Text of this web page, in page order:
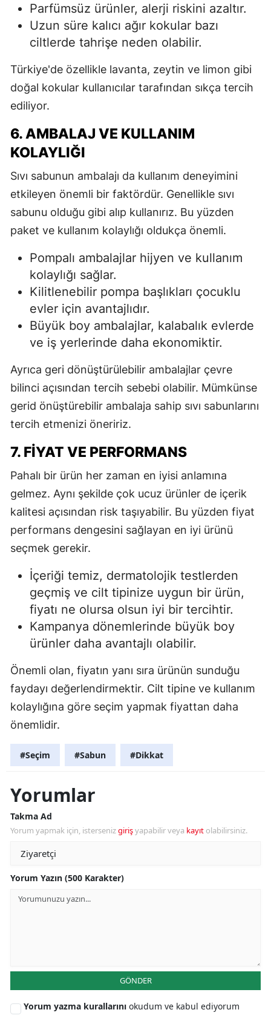
Parfümsüz ürünler, alerji riskini azaltır.
Uzun süre kalıcı ağır kokular bazı
ciltlerde tahrişe neden olabilir.
Türkiye'de özellikle lavanta, zeytin ve limon gibi
doğal kokular kullanıcılar tarafından sıkça tercih
ediliyor.
6. AMBALAJ VE KULLANIM
KOLAYLIĞI
Sıvı sabunun ambalajı da kullanım deneyimini
etkileyen önemli bir faktördür. Genellikle sıvı
sabunu olduğu gibi alıp kullanırız. Bu yüzden
paket ve kullanım kolaylığı oldukça önemli.
Pompalı ambalajlar hijyen ve kullanım
kolaylığı sağlar.
Kilitlenebilir pompa başlıkları çocuklu
evler için avantajlıdır.
Büyük boy ambalajlar, kalabalık evlerde
ve iş yerlerinde daha ekonomiktir.
Ayrıca geri dönüştürülebilir ambalajlar çevre
bilinci açısından tercih sebebi olabilir. Mümkünse
gerid önüştürebilir ambalaja sahip sıvı sabunlarını
tercih etmenizi öneririz.
7. FIYAT VE PERFORMANS
Pahalı bir ürün her zaman en iyisi anlamına
gelmez. Aynı şekilde çok ucuz ürünler de içerik
kalitesi açısından risk taşıyabilir. Bu yüzden fiyat
performans dengesini sağlayan en iyi ürünü
seçmek gerekir.
İçeriği temiz, dermatolojik testlerden
geçmiş ve cilt tipinize uygun bir ürün,
fiyatı ne olursa olsun iyi bir tercihtir.
Kampanya dönemlerinde büyük boy
ürünler daha avantajlı olabilir.
Önemli olan, fiyatın yanı sıra ürünün sunduğu
faydayı değerlendirmektir. Cilt tipine ve kullanım
kolaylığına göre seçim yapmak fiyattan daha
önemlidir.
#Seçim #Sabun #Dikkat
Yorumlar
Takma Ad
Yorum yapmak için, istersenizgirişyapabilir veya kayıt olabilirsiniz.
Yorum Yazın (500 Karakter)
GÖNDER
Yorum yazma kurallarını okudum ve kabul ediyorum